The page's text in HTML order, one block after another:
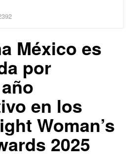
México es
por
en los
Woman’s
2025